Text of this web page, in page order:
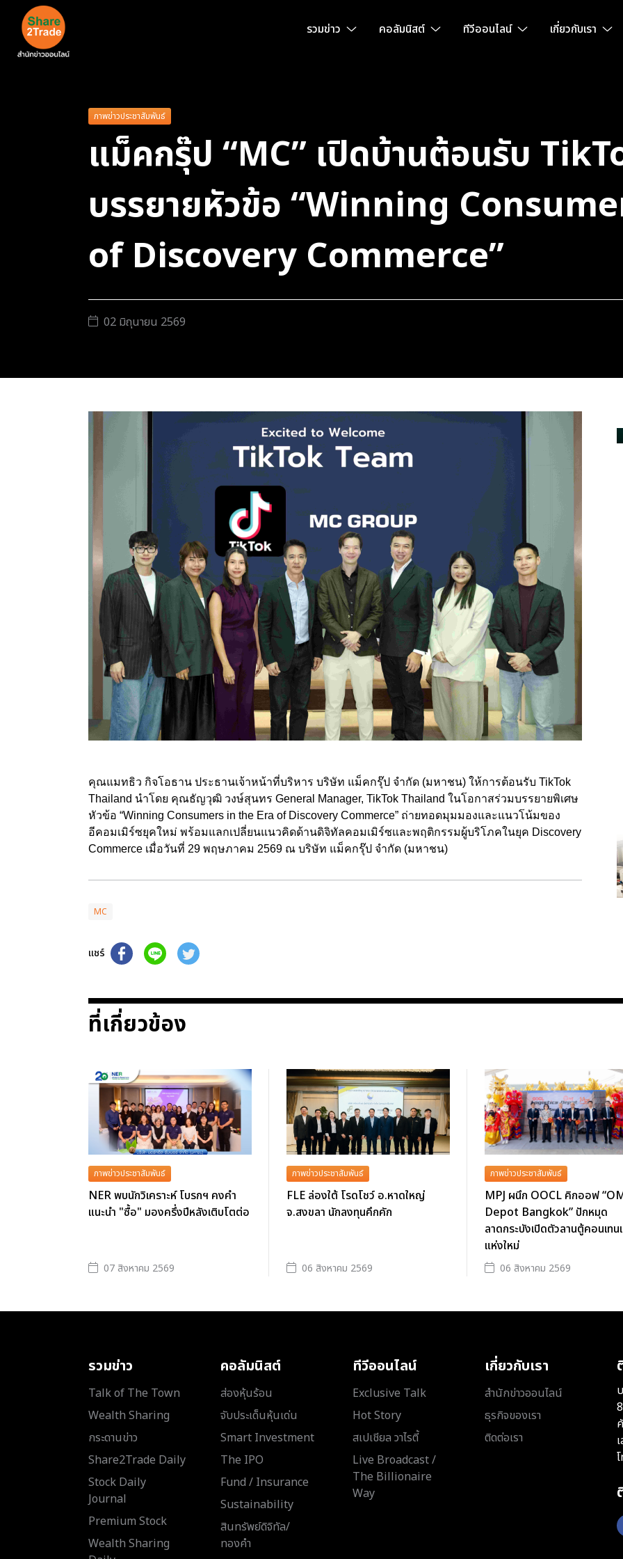
รวมข่าว คอลัมนิสต์ ทีวีออนไลน์ เกี่ยวกับเรา
ภาพข่าวประชาสัมพันธ์
แม็คกรุ๊ป “MC” เปิดบ้านต้อนรับ
บรรยายหัวข้อ “Winning
of Discovery Commerce”
02 มิถุนายน 2569
คุณแมทธิว กิจโอธาน ประธานเจ้าหน้าที่บริหาร บริษัท แม็คกรุ๊ป จำกัด (มหาชน) ให้การต้อนรับ TikTok
Thailand นำโดย คุณธัญวุฒิ วงษ์สุนทร General Manager, TikTok Thailand ในโอกาสร่วมบรรยายพิเศษ
หัวข้อ “Winning Consumers in the Era of Discovery Commerce” ถ่ายทอดมุมมองและแนวโน้มของ
อีคอมเมิร์ซยุคใหม่ พร้อมแลกเปลี่ยนแนวคิดด้านดิจิทัลคอมเมิร์ซและพฤติกรรมผู้บริโภคในยุค Discovery
Commerce เมื่อวันที่ 29 พฤษภาคม 2569 ณ บริษัท แม็คกรุ๊ป จำกัด (มหาชน)
MC
แชร์
ที่เกี่ยวข้อง
ภาพข่าวประชาสัมพันธ์
NER พบนักวิเคราะห์ โบรกฯ คงคำ
แนะนำ "ซื้อ" มองครึ่งปีหลังเติบโตต่อ
07 สิงหาคม 2569
ภาพข่าวประชาสัมพันธ์
FLE ล่องใต้ โรดโชว์ อ.หาดใหญ่
จ.สงขลา นักลงทุนคึกคัก
06 สิงหาคม 2569
ภาพข่าวประชาสัมพันธ์
MPJ ผนึก OOCL คิกออฟ
Depot Bangkok” ปักหมุด
ลาดกระบังเปิดตัวลานตู้คอนเทน
แห่งใหม่
06 สิงหาคม 2569
รวมข่าว
Talk of The Town
Wealth Sharing
กระดานข่าว
Share2Trade Daily
Stock Daily
Journal
Premium Stock
Wealth Sharing
คอลัมนิสต์
ส่องหุ้นร้อน
จับประเด็นหุ้นเด่น
Smart Investment
The IPO
Fund / Insurance
Sustainability
สินทรัพย์ดิจิทัล/
ทองคำ
ทีวีออนไลน์
Exclusive Talk
Hot Story
สเปเชียล วาไรตี้
Live Broadcast /
The Billionaire
Way
เกี่ยวกับเรา
สำนักข่าวออนไลน์
ธุรกิจของเรา
ติดต่อเรา